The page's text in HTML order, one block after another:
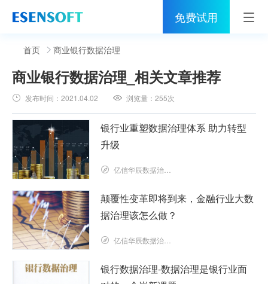
免费试用
首页
睿治
解决方案
服务
社区
关于亿信
400-0011-866
首页 商业银行数据治理
商业银行数据治理 _相关文章推荐
发布时间：2021.04.02 浏览量：255次
银行业重塑数据治理体系 助力转型
升级
亿信华辰数据治理研究院
颠覆性变革即将到来，金融行业大数
据治理该怎么做？
亿信华辰数据治理研究院
银行数据治理-数据治理是银行业面